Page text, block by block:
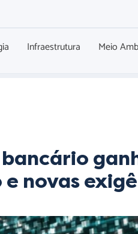
Infraestrutura Meio
novas